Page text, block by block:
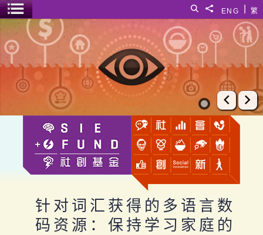
繁
ENG
分享給
搜寻
菜单开关
针对词汇获得的多语言数码资源：保持学习家庭的主要语言，
上一张
下
针对词汇获得的多语言数
码资源：保持学习家庭的